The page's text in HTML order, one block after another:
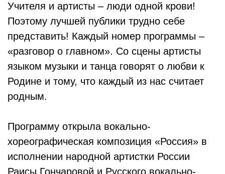
Учителя и артисты – люди одной крови!
Поэтому лучшей публики трудно себе
представить! Каждый номер программы –
«разговор о главном». Со сцены артисты
языком музыки и танца говорят о любви к
Родине и тому, что каждый из нас считает
родным.
Программу открыла вокально-
хореографическая композиция «Россия» в
исполнении народной артистки России
Раисы Гончаровой и Русского вокально-